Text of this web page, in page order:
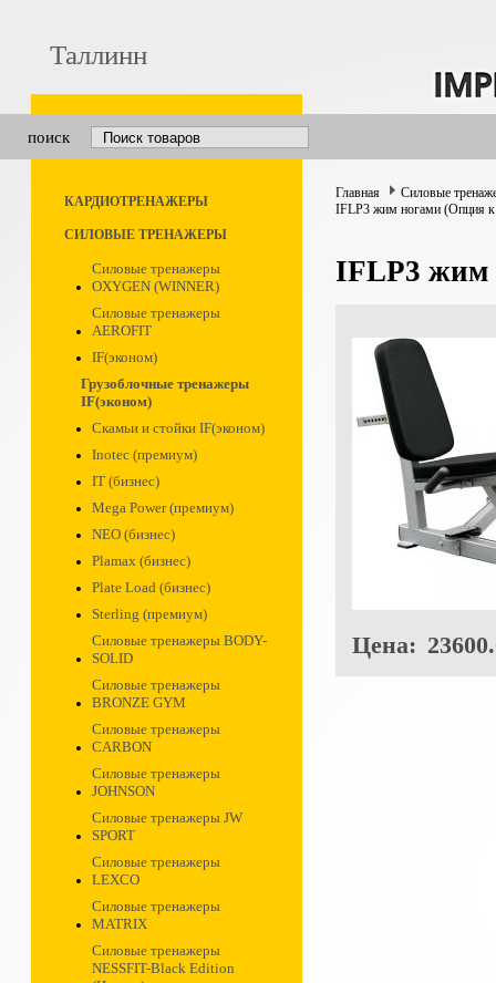
Таллинн
поиск
КАРДИОТРЕНАЖЕРЫ
СИЛОВЫЕ ТРЕНАЖЕРЫ
Силовые тренажеры
OXYGEN (WINNER)
Силовые тренажеры
AEROFIT
IF(эконом)
Грузоблочные тренажеры
IF(эконом)
Скамьи и стойки IF(эконом)
Inotec (премиум)
IT (бизнес)
Mega Power (премиум)
NEO (бизнес)
Plamax (бизнес)
Plate Load (бизнес)
Sterling (премиум)
Силовые тренажеры BODY-
SOLID
Силовые тренажеры
BRONZE GYM
Силовые тренажеры
CARBON
Силовые тренажеры
JOHNSON
Силовые тренажеры JW
SPORT
Силовые тренажеры
LEXCO
Силовые тренажеры
MATRIX
Силовые тренажеры
NESSFIT-Black Edition
Главная
Силовые
IFLP3 жим ногами (Опция
IFLP3 жим
Цена: